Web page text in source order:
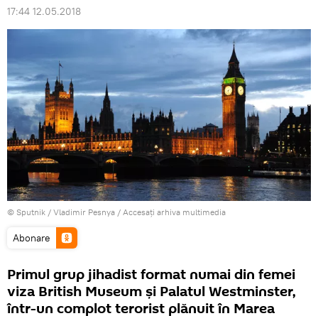
17:44 12.05.2018
© Sputnik / Vladimir Pesnya / Accesați arhiva multimedia
Abonare
Primul grup jihadist format numai din femei
viza British Museum și Palatul Westminster,
într-un complot terorist plănuit în Marea